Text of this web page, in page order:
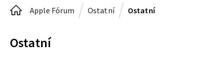
Apple Fórum Ostatní Ostatní
Ostatní